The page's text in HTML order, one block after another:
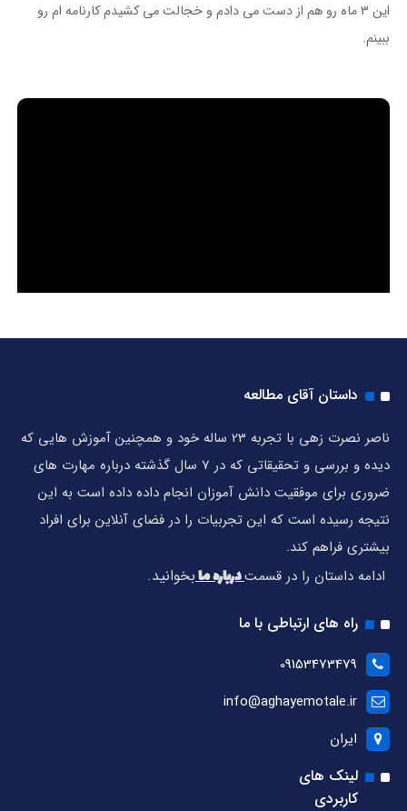
این 3 ماه رو هم از دست می دادم و خجالت می کشیدم کارنامه ام رو
ببینم.
داستان آقای مطالعه
ناصر نصرت زهی با تجربه 23 ساله خود و همچنین آموزش هایی که
دیده و بررسی و تحقیقاتی که در 7 سال گذشته درباره مهارت های
ضروری برای موفقیت دانش آموزان انجام داده داده است به این
نتیجه رسیده است که این تجربیات را در فضای آنلاین برای افراد
بیشتری فراهم کند.
ادامه داستان را در قسمتدرباره مابخوانید.
راه های ارتباطی با ما
09153473479
info@aghayemotale.ir
ایران
لینک های
کاربردی